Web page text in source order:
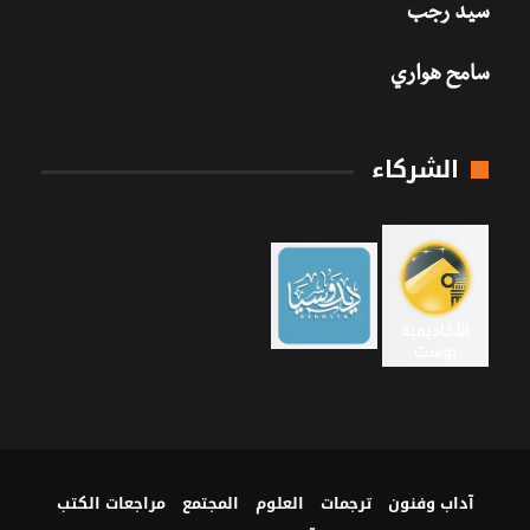
سيد رجب
سامح هواري
الشركاء
آداب وفنون ترجمات العلوم المجتمع
مراجعات الكتب